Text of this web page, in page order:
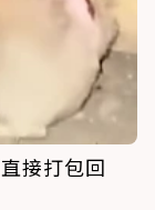
接打包回